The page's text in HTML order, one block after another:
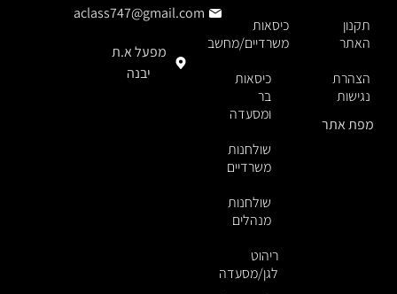
aclass747@gmail.com
מפעל א.ת
יבנה
כיסאות
משרדיים/מחשב
כיסאות
בר
ומסעדה
שולחנות
משרדיים
שולחנות
מנהלים
ריהוט
לגן/מסעדה
תקנון
האתר
הצהרת
נגישות
מפת אתר